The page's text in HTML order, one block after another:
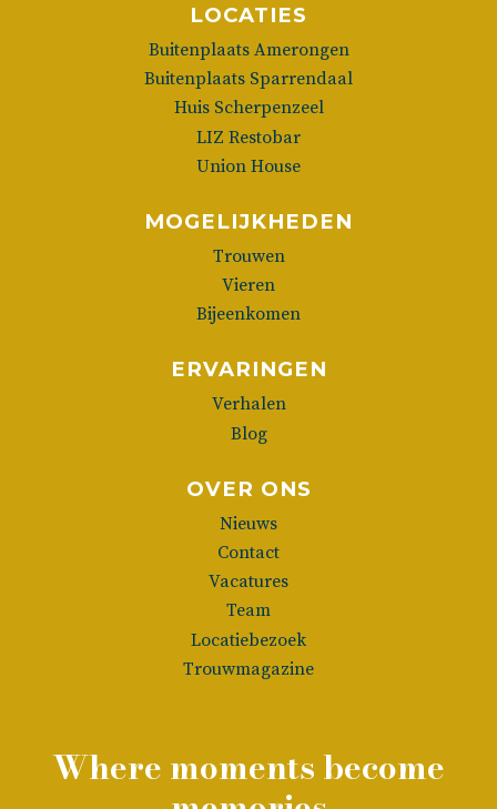
LOCATIES
Buitenplaats Amerongen
Buitenplaats Sparrendaal
Huis Scherpenzeel
LIZ Restobar
Union House
MOGELIJKHEDEN
Trouwen
Vieren
Bijeenkomen
ERVARINGEN
Verhalen
Blog
OVER ONS
Nieuws
Contact
Vacatures
Team
Locatiebezoek
Trouwmagazine
Where moments become